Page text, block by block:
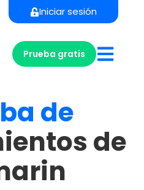
Iniciar sesión
Prueba gratis
de
de